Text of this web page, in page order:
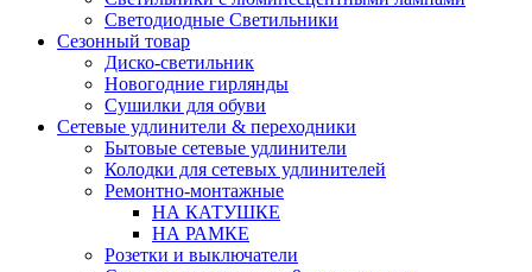
Светодиодные Светильники
Сезонный товар
Диско-светильник
Новогодние гирлянды
Сушилки для обуви
Сетевые удлинители & переходники
Бытовые сетевые удлинители
Колодки для сетевых удлинителей
Ремонтно-монтажные
НА КАТУШКЕ
НА РАМКЕ
Розетки и выключатели